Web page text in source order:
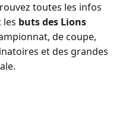
toutes les infos
les buts des Lions
de coupe,
et des grandes